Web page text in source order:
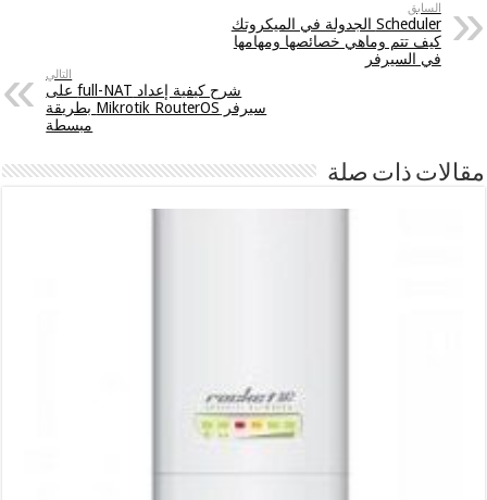
السابق
Scheduler الجدولة في الميكروتك
كيف تتم وماهي خصائصها ومهامها
في السيرفر
التالي
شرح كيفية إعداد full-NAT على
سيرفر Mikrotik RouterOS بطريقة
مبسطة
مقالات ذات صلة